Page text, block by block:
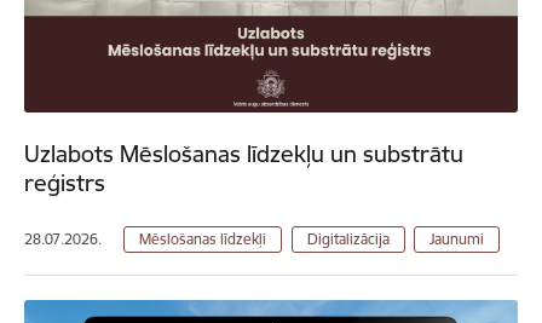
Uzlabots Mēslošanas līdzekļu un substrātu
reģistrs
28.07.2026. Mēslošanas līdzekļi Digitalizācija Jaunumi